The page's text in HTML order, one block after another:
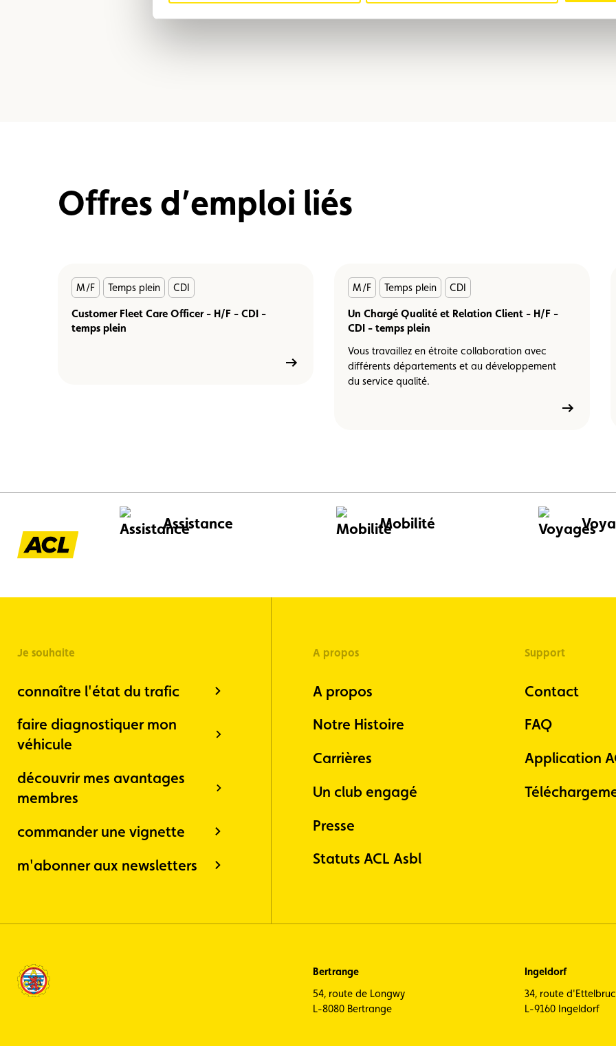
Offres d’emploi liés
M/F Temps plein CDI
Customer Fleet Care Officer - H/F - CDI -
temps plein
En
savoir
plus
M/F Temps plein CDI
Un Chargé Qualité et Relation Client - H/F -
CDI - temps plein
Vous travaillez en étroite collaboration avec
différents départements et au développement
du service qualité.
En
savoir
plus
Assistance Mobilité
Je souhaite
connaître l'état du trafic
faire diagnostiquer mon
véhicule
découvrir mes avantages
membres
commander une vignette
m'abonner aux newsletters
A propos
A propos
Notre Histoire
Carrières
Un club engagé
Presse
Statuts ACL Asbl
Support
Contact
FAQ
Application
Bertrange
54, route de Longwy
L-8080 Bertrange
Ingeldorf
34, route
L-9160 Ingeldorf